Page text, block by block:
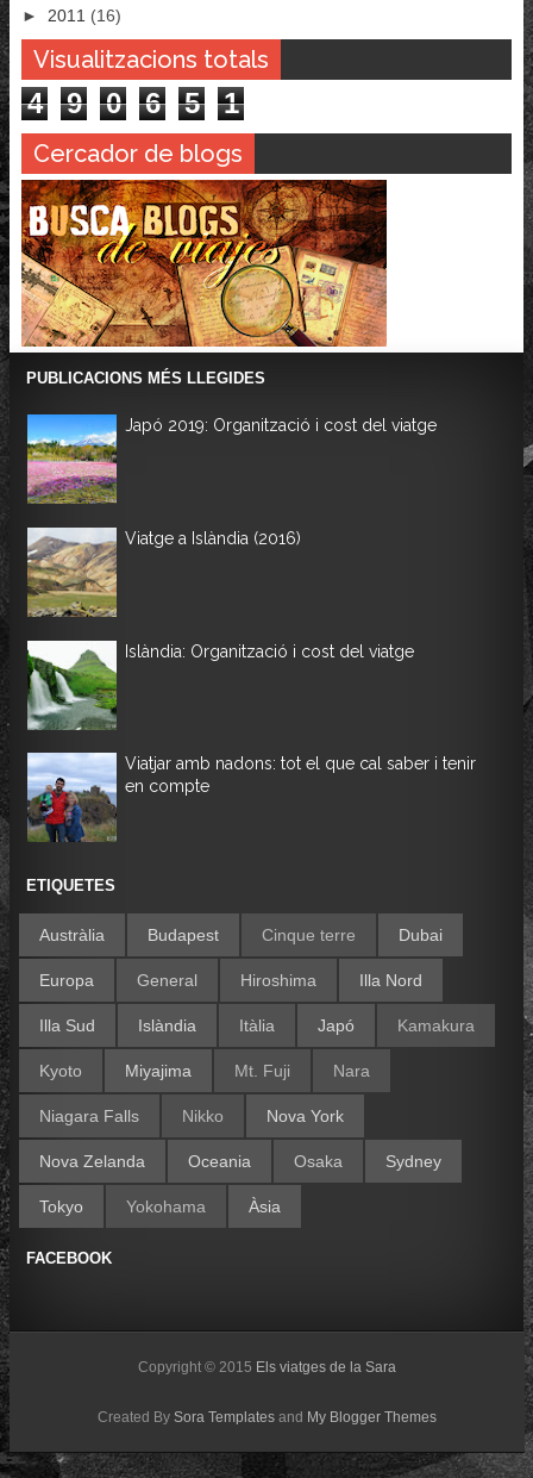
► 2011 (16)
Visualitzacions totals
4 9 0 6 5 1
Cercador de blogs
PUBLICACIONS MÉS LLEGIDES
Japó 2019: Organització i cost del viatge
Viatge a Islàndia (2016)
Islàndia: Organització i cost del viatge
Viatjar amb nadons: tot el que cal saber i tenir
en compte
ETIQUETES
Austràlia Budapest Cinque terre Dubai
Europa General Hiroshima Illa Nord
Illa Sud Islàndia Itàlia Japó Kamakura
Kyoto Miyajima Mt. Fuji Nara
Niagara Falls Nikko Nova York
Nova Zelanda Oceania Osaka Sydney
Tokyo Yokohama Àsia
FACEBOOK
Copyright © 2015 Els viatges de la Sara
Created BySora Templates and My Blogger Themes